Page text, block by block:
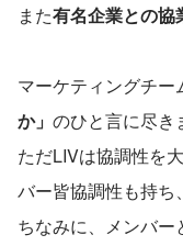
また有名企業との協
マーケティングチー
か」 のひと言に尽き
ただLIVは協調性を
バー皆協調性も持ち
ちなみに、メンバー